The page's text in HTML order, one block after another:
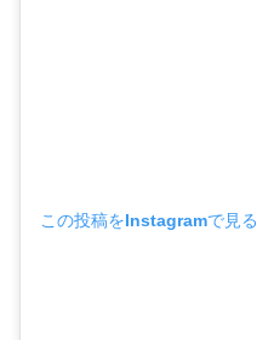
この投稿をInstagramで見る